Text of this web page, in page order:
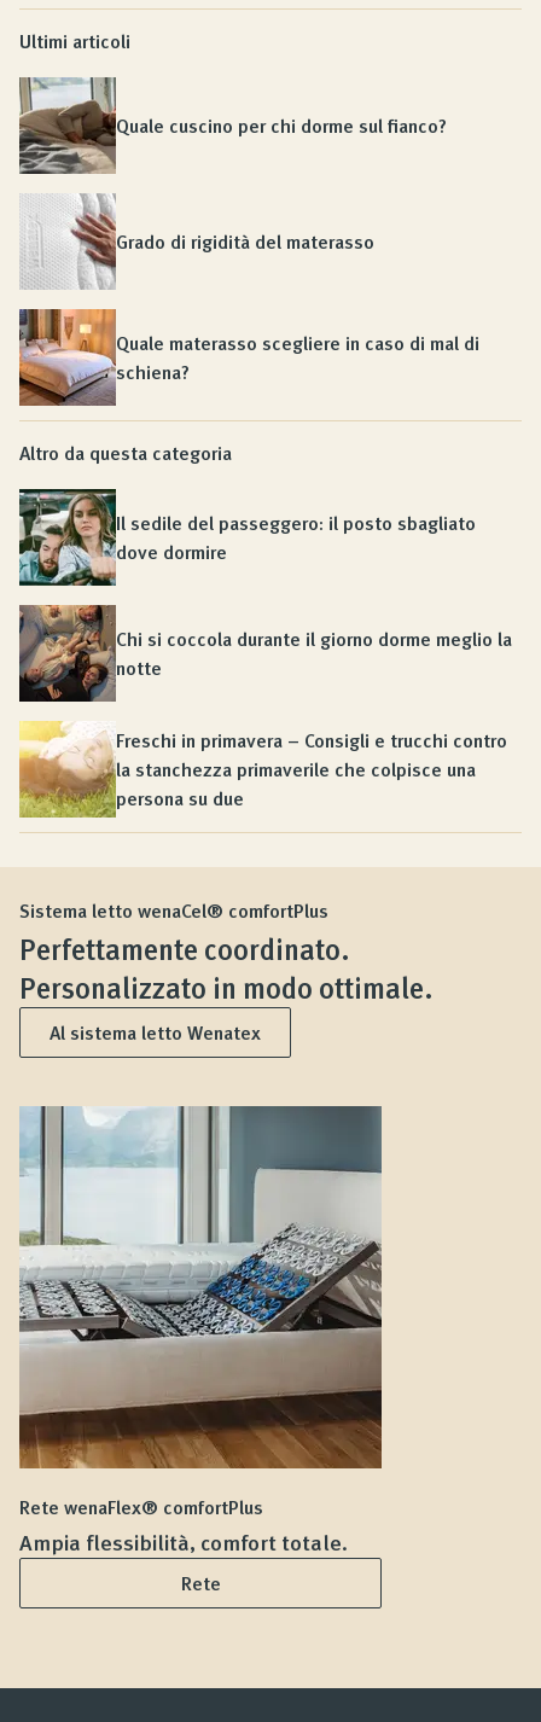
Ultimi articoli
Quale cuscino per chi dorme sul fianco?
Grado di rigidità del materasso
Quale materasso scegliere in caso di mal di
schiena?
Altro da questa categoria
Il sedile del passeggero: il posto sbagliato
dove dormire
Chi si coccola durante il giorno dorme meglio la
notte
Freschi in primavera – Consigli e trucchi contro
la stanchezza primaverile che colpisce una
persona su due
Sistema letto wenaCel® comfortPlus
Perfettamente coordinato.
Personalizzato in modo ottimale.
Al sistema letto Wenatex
Rete wenaFlex® comfortPlus
Ampia flessibilità, comfort totale.
Rete